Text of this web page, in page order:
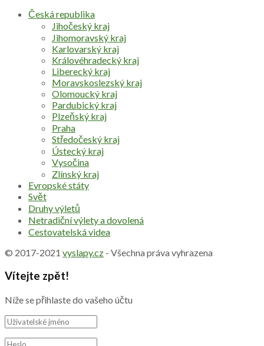
Česká republika
Jihočeský kraj
Jihomoravský kraj
Karlovarský kraj
Královéhradecký kraj
Liberecký kraj
Moravskoslezský kraj
Olomoucký kraj
Pardubický kraj
Plzeňský kraj
Praha
Středočeský kraj
Ústecký kraj
Vysočina
Zlínský kraj
Evropské státy
Svět
Druhy výletů
Netradiční výlety a dovolená
Cestovatelská videa
© 2017-2021 vyslapy.cz - Všechna práva vyhrazena
Vítejte zpět!
Níže se přihlaste do vašeho účtu